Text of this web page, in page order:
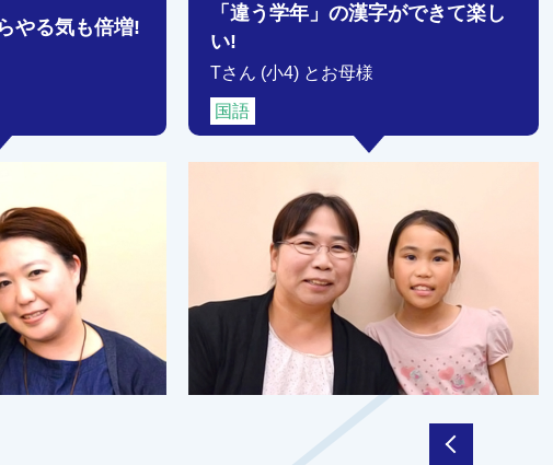
やる気も倍増!
「違う学年」の漢字ができて楽し
い!
Tさん (小4) とお母様
国語